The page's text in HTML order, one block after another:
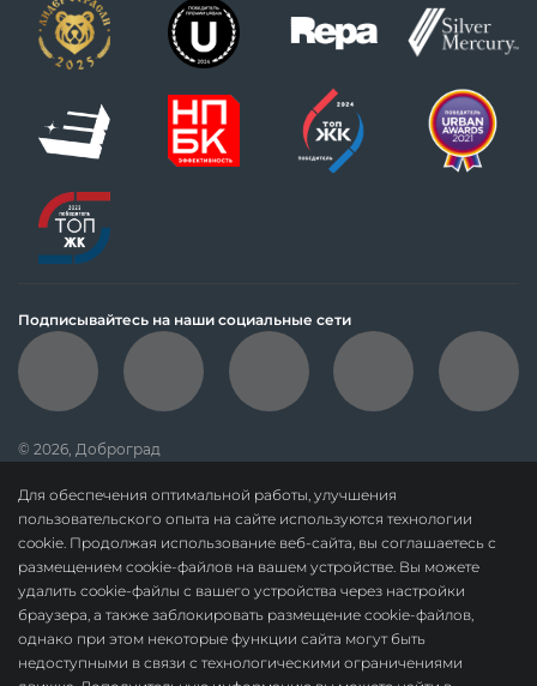
Для обеспечения оптимальной работы, улучшения
пользовательского опыта на сайте используются технологии
cookie. Продолжая использование веб-сайта, вы соглашаетесь с
размещением cookie-файлов на вашем устройстве. Вы можете
удалить cookie-файлы с вашего устройства через настройки
браузера, а также заблокировать размещение cookie-файлов,
однако при этом некоторые функции сайта могут быть
недоступными в связи с технологическими ограничениями
Подписывайтесь на наши социальные сети
© 2026, Доброград
данные о результатах СОУТ
политика о недопущении дискриминации
карта сайта
По вопросам сотрудничества:dobrograd@askonalife.com
Адрес местонахождения: 601967, Россия, Владимирская область, м. р-н